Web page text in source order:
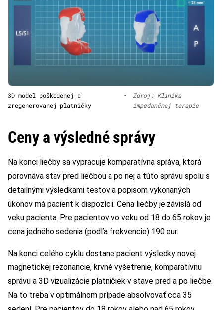
3D model poškodenej a
zregenerovanej platničky
•
Zdroj: Klinika
impedančnej terapie
Ceny a výsledné správy
Na konci liečby sa vypracuje komparatívna správa, ktorá
porovnáva stav pred liečbou a po nej a túto správu spolu s
detailnými výsledkami testov a popisom vykonaných
úkonov má pacient k dispozícii. Cena liečby je závislá od
veku pacienta. Pre pacientov vo veku od 18 do 65 rokov je
cena jedného sedenia (podľa frekvencie) 190 eur.
Na konci celého cyklu dostane pacient výsledky novej
magnetickej rezonancie, krvné vyšetrenie, komparatívnu
správu a 3D vizualizácie platničiek v stave pred a po liečbe.
Na to treba v optimálnom prípade absolvovať cca 35